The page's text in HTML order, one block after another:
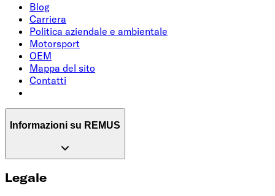
Blog
Carriera
Politica aziendale e ambientale
Motorsport
OEM
Mappa del sito
Contatti
Informazioni su REMUS
Legale